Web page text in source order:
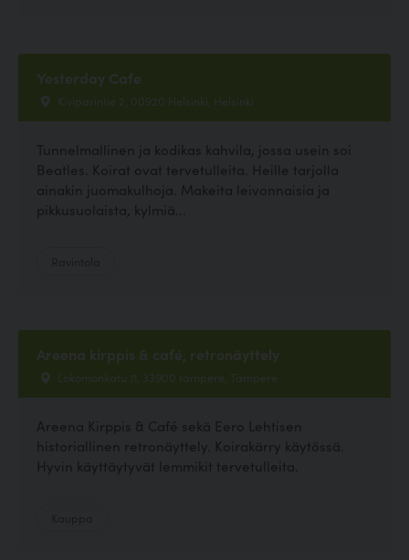
Yesterday Cafe
Kiviparintie 2, 00920 Helsinki, Helsinki
Tunnelmallinen ja kodikas kahvila, jossa usein soi
Beatles. Koirat ovat tervetulleita. Heille tarjolla
ainakin juomakulhoja. Makeita leivonnaisia ja
pikkusuolaista, kylmiä...
Areena kirppis & café, retronäyttely
Lokomonkatu 11, 33900 tampere, Tampere
Areena Kirppis & Café sekä Eero Lehtisen
historiallinen retronäyttely. Koirakärry käytössä.
Hyvin käyttäytyvät lemmikit tervetulleita.